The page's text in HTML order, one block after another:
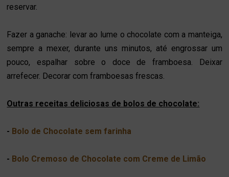
reservar.
Fazer a ganache: levar ao lume o chocolate com a manteiga,
sempre a mexer, durante uns minutos, até engrossar um
pouco, espalhar sobre o doce de framboesa. Deixar
arrefecer. Decorar com framboesas frescas.
Outras receitas deliciosas de bolos de chocolate:
- Bolo de Chocolate sem farinha
- Bolo Cremoso de Chocolate com Creme de Limão